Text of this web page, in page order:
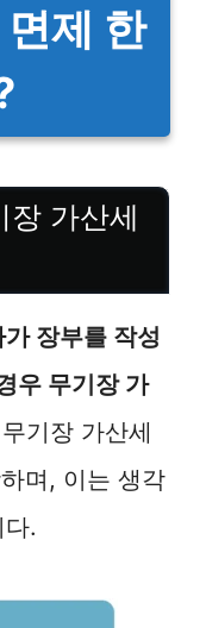
제 한
장 가산세
장부를 작성
우 무기장 가
무기장 가산세
며, 이는 생각
.